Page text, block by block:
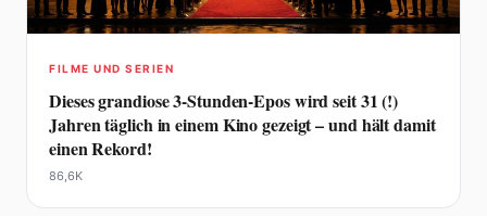
FILME UND SERIEN
Dieses grandiose 3-Stunden-Epos wird seit 31 (!)
Jahren täglich in einem Kino gezeigt – und hält damit
einen Rekord!
86,6K